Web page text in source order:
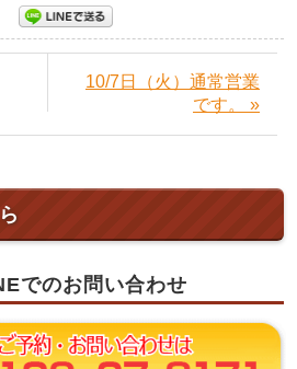
10/7日（火）通常営業
です。 »
でのお問い合わせ